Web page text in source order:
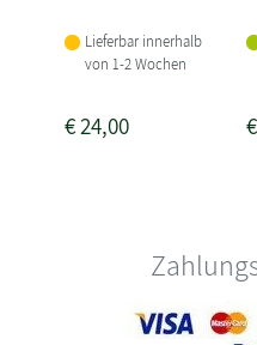
Lieferbar innerhalb
von 1-2 Wochen
€24,00 €